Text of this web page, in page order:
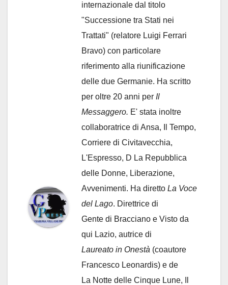
internazionale dal titolo
"Successione tra Stati nei
Trattati" (relatore Luigi Ferrari
Bravo) con particolare
riferimento alla riunificazione
delle due Germanie. Ha scritto
per oltre 20 anni per Il
Messaggero. E' stata inoltre
collaboratrice di Ansa, Il Tempo,
Corriere di Civitavecchia,
L'Espresso, D La Repubblica
delle Donne, Liberazione,
Avvenimenti. Ha diretto La Voce
del Lago. Direttrice di
Gente di Bracciano e Visto da
qui Lazio, autrice di
Laureato in Onestà (coautore
Francesco Leonardis) e de
La Notte delle Cinque Lune, Il